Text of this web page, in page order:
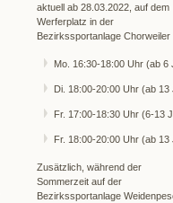
aktuell ab 28.03.2022, auf dem
Werferplatz in der
Bezirkssportanlage Chorweiler
Mo. 16:30-18:00 Uhr (ab 6
Di. 18:00-20:00 Uhr (ab 13
Fr. 17:00-18:30 Uhr (6-13
Fr. 18:00-20:00 Uhr (ab 13
Zusätzlich, während der
Sommerzeit auf der
Bezirkssportanlage